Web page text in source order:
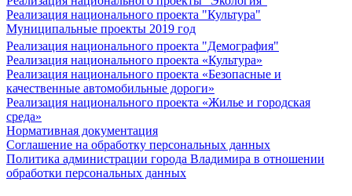
Реализация национального проекта "Культура"
Муниципальные проекты 2019 год
Реализация национального проекта "Демография"
Реализация национального проекта «Культура»
Реализация национального проекта «Безопасные и
качественные автомобильные дороги»
Реализация национального проекта «Жилье и городская
среда»
Нормативная документация
Соглашение на обработку персональных данных
Политика администрации города Владимира в отношении
обработки персональных данных